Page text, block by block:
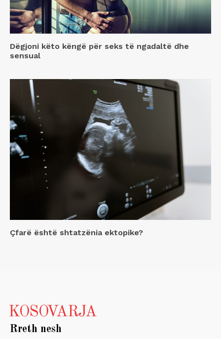
Dëgjoni këto këngë për seks të ngadaltë dhe
sensual
Çfarë është shtatzënia ektopike?
KOSOVARJA
Rreth nesh